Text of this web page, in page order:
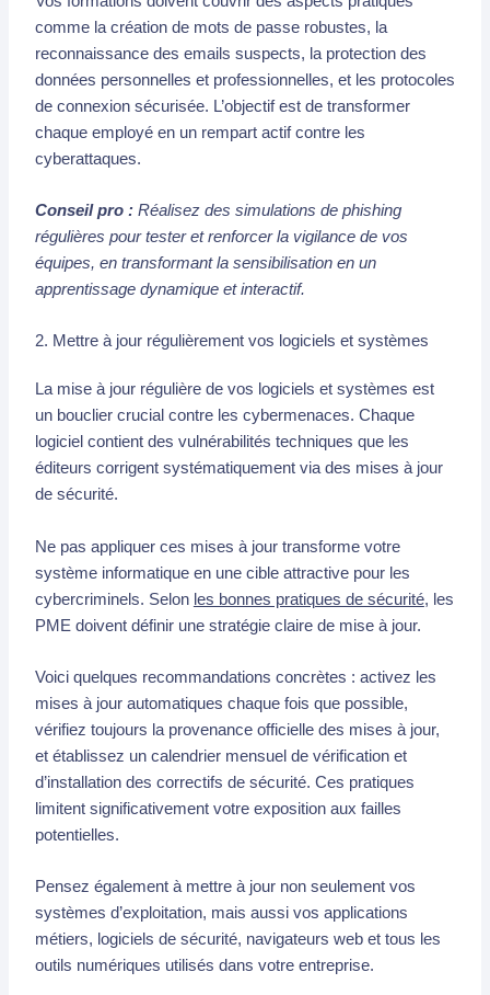
comme la création de mots de passe robustes, la
reconnaissance des emails suspects, la protection des
données personnelles et professionnelles, et les protocoles
de connexion sécurisée. L’objectif est de transformer
chaque employé en un rempart actif contre les
cyberattaques.
Conseil pro : Réalisez des simulations de phishing
régulières pour tester et renforcer la vigilance de vos
équipes, en transformant la sensibilisation en un
apprentissage dynamique et interactif.
2. Mettre à jour régulièrement vos logiciels et systèmes
La mise à jour régulière de vos logiciels et systèmes est
un bouclier crucial contre les cybermenaces. Chaque
logiciel contient des vulnérabilités techniques que les
éditeurs corrigent systématiquement via des mises à jour
de sécurité.
Ne pas appliquer ces mises à jour transforme votre
système informatique en une cible attractive pour les
cybercriminels. Selon les bonnes pratiques de sécurité, les
PME doivent définir une stratégie claire de mise à jour.
Voici quelques recommandations concrètes : activez les
mises à jour automatiques chaque fois que possible,
vérifiez toujours la provenance officielle des mises à jour,
et établissez un calendrier mensuel de vérification et
d’installation des correctifs de sécurité. Ces pratiques
limitent significativement votre exposition aux failles
potentielles.
Pensez également à mettre à jour non seulement vos
systèmes d’exploitation, mais aussi vos applications
métiers, logiciels de sécurité, navigateurs web et tous les
outils numériques utilisés dans votre entreprise.